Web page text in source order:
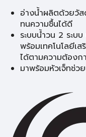
อ่างน้ำผลิตด้วยวั
ทนความชื้นได้ดี
ระบบน้ำวน 2 ระบ
พร้อมเทคโนโลยีเ
ได้ตามความต้องก
มาพร้อมหัวเจ็ทช่ว